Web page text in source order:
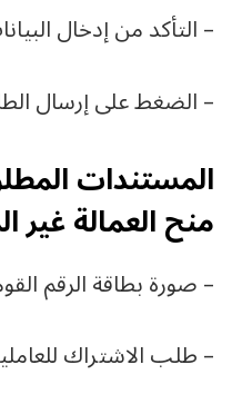
– التأكد من إدخال
– الضغط على إرسال
المستندات
منح العمالة غير
– صورة بطاقة الرقم
– طلب الاشتراك